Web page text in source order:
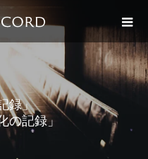
録」
録」でも ある 。